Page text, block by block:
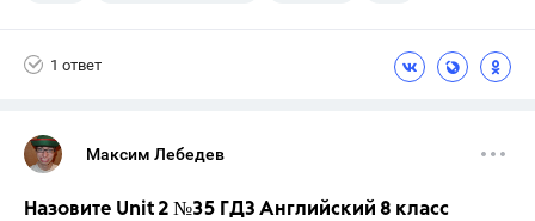
1 ответ
Максим Лебедев
Назовите Unit 2 №35 ГДЗ Английский 8 класс